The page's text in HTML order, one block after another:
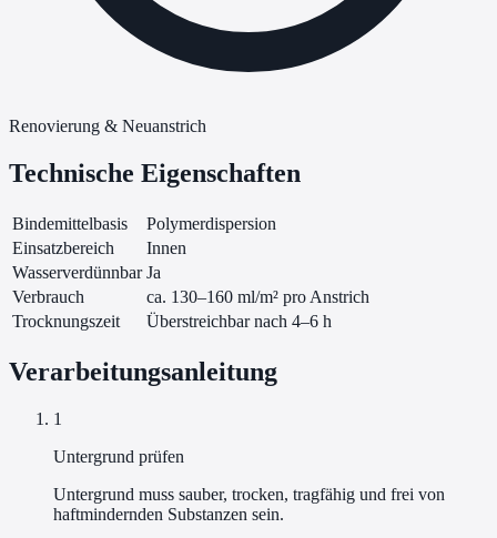
Renovierung & Neuanstrich
Technische Eigenschaften
Bindemittelbasis
Polymerdispersion
Einsatzbereich
Innen
Wasserverdünnbar Ja
Verbrauch
ca. 130–160 ml/m² pro Anstrich
Trocknungszeit
Überstreichbar nach 4–6 h
Verarbeitungsanleitung
1
Untergrund prüfen
Untergrund muss sauber, trocken, tragfähig und frei von
haftmindernden Substanzen sein.